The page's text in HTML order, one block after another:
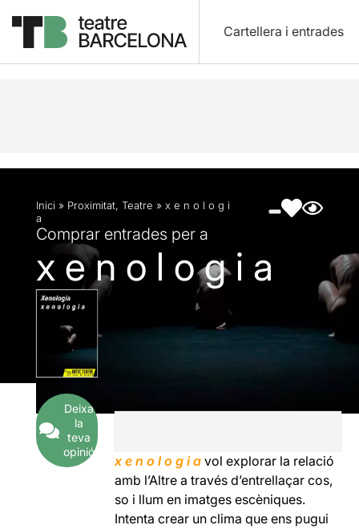
Cartellera i entrades
Descripció Fitxa artística Fotos i vídeos
Inici » Proximitat, Teatre » x e n o l o g i
a
Comprar entrades per a
x e n o l o g i a
Deixa
la
teva
opinió
x e n o l o g i a vol explorar la relació
amb l’Altre a través d’entrellaçar cos,
so i llum en imatges escèniques.
Intenta crear un clima que ens pugui